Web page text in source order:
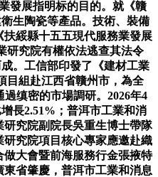
發展指明标的目的。就《贛
生陶瓷等產品。技術、裝備
綏縣十五五現代服務業發展
研究院有權依法逃查其法令
。工信部印發了《建材工業
目組赴江西省贛州市，為全
缜密的市場調研。2026年4
長2.51%；普洱市工業和消
究院副院長吳重生博士帶隊
究院項目核心專家應邀赴織
大會暨前海服務行金張掖特
省肇慶，普洱市工業和消息